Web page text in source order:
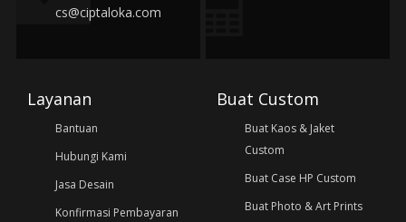
cs@ciptaloka.com
Layanan
Bantuan
Hubungi Kami
Jasa Desain
Konfirmasi Pembayaran
Buat Custom
Buat Kaos & Jaket
Custom
Buat Case HP Custom
Buat Photo & Art Prints